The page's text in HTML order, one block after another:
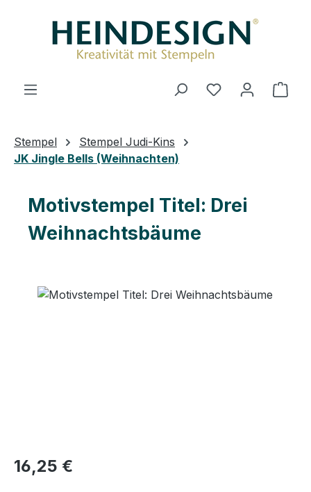
Du hast 0
Stempel
Stempel Judi-Kins
JK Jingle Bells (Weihnachten)
Motivstempel Titel: Drei
Weihnachtsbäume
Regulärer Preis:
16,25 €